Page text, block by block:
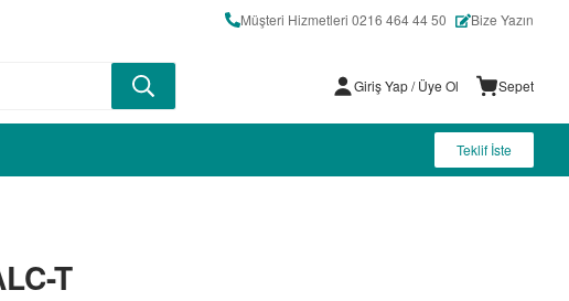
Müşteri Hizmetleri 0216 464 44 50 Bize Yazın
Giriş Yap/ Üye Ol Sepet
Teklif İste
T